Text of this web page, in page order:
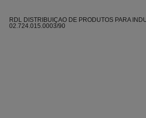
RDL DISTRIBUIÇAO DE PRODUTOS PARA
02.724.015.0003/90